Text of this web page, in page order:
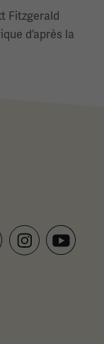
Fitzgerald
d’après la